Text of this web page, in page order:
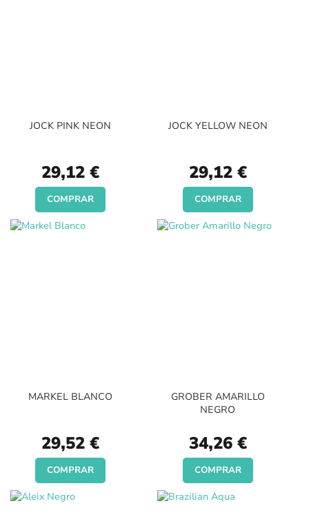
JOCK PINK NEON
29,12 €
COMPRAR
JOCK YELLOW NEON
29,12 €
COMPRAR
MARKEL BLANCO
29,52 €
COMPRAR
GROBER AMARILLO
NEGRO
34,26 €
COMPRAR